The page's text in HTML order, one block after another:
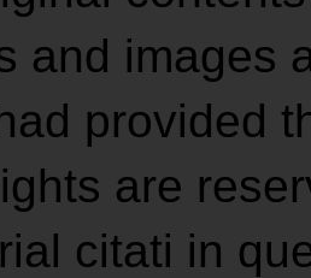
and images
provided
are
citati in